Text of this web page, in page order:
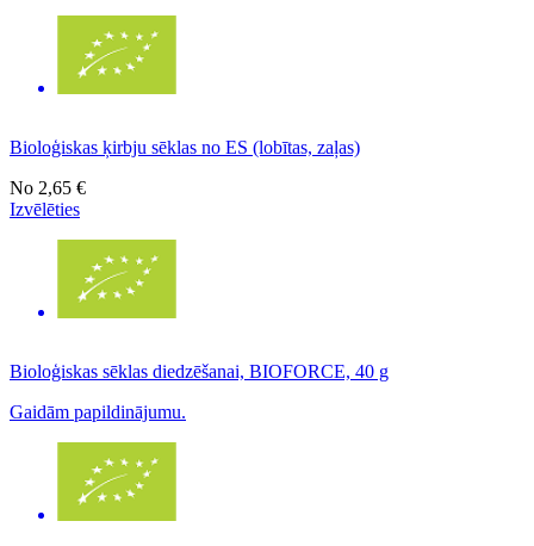
Bioloģiskas ķirbju sēklas no ES (lobītas, zaļas)
No 2,65 €
Izvēlēties
Bioloģiskas sēklas diedzēšanai, BIOFORCE, 40 g
Gaidām papildinājumu.